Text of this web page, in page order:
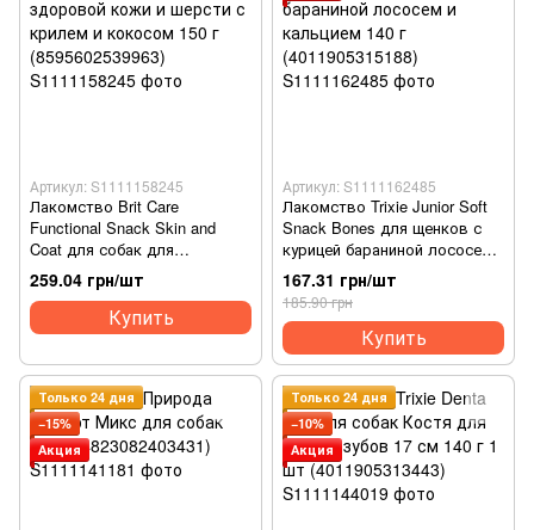
Артикул: S1111158245
Лакомство Brit Care
Functional Snack Skin and
Coat для собак для
здоровой кожи и шерсти с
крилем и кокосом 150 г
(8595602539963)
259.04 грн/шт
Купить
Артикул: S1111162485
Лакомство Trixie Junior Soft
Snack Bones для щенков с
курицей бараниной лососем
и кальцием 140 г
(4011905315188)
167.31 грн/шт
185.90 грн
Купить
Только 24 дня
−15%
Акция
Только 24 дня
−10%
Акция